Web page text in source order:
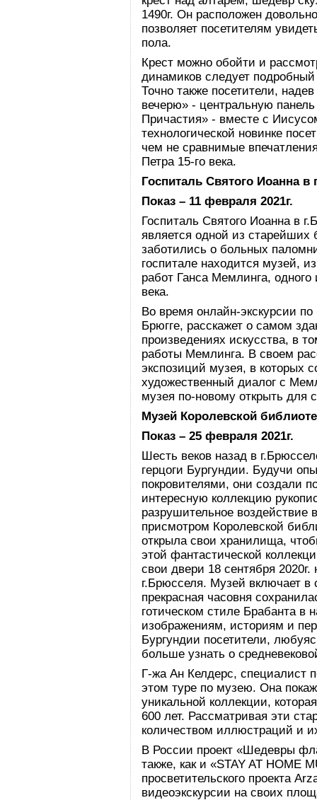
1490г. Он расположен
позволяет посетителям
пола.
Крест можно обойти и
динамиков следует
Точно также посетители,
вечерю» - центральную
Причастия» - вместе с
технологической новинке
чем не сравнимые
Петра 15-го века.
Госпиталь Святого Иоанна в
Показ – 11 февраля 2021г.
Госпиталь Святого Иоанна в
является одной из
заботились о больных
госпитале находится музей,
работ Ганса Мемлинга,
века.
Во время онлайн-экскурсии
Брюгге, расскажет о самом
произведениях искусства, в
работы Мемлинга. В своем
экспозиций музея, в которых
художественный диалог с
музея по-новому открыть для
Музей Королевской
Показ – 25 февраля 2021г.
Шесть веков назад в
герцоги Бургундии. Будучи
покровителями, они создали
интересную коллекцию
разрушительное воздействие
присмотром Королевской
открыла свои хранилища,
этой фантастической
свои двери 18 сентября
г.Брюсселя. Музей включает
прекрасная часовня
готическом стиле Брабанта в
изображениям, историям и
Бургундии посетители,
больше узнать о
Г-жа Ан Келдерс, специалист
этом туре по музею. Она
уникальной коллекции,
600 лет. Рассматривая эти
количеством иллюстраций и
В России проект «Шедевры
также, как и «STAY AT HOME
просветительского проекта
видеоэкскурсии на своих